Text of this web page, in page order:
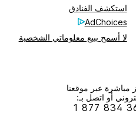
استكشف الفنادق
AdChoices
لا أسمح ببيع معلوماتي الشخصية
مباشرة عبر موقعنا
أو اتصل بـ:
1 877 834